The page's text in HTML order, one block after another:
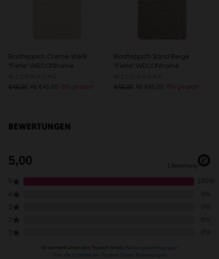
Badteppich Creme Weiß
"Fiete" WECONhome
€49,00 Ab €45,00 8% gespart
Badteppich Sand Beige
"Fiete" WECONhome
€49,00 Ab €45,00 8% gespart
BEWERTUNGEN
Verwendung reduzierter Daten zur Auswahl von Inhalten
Verwendung genauer Standortdaten